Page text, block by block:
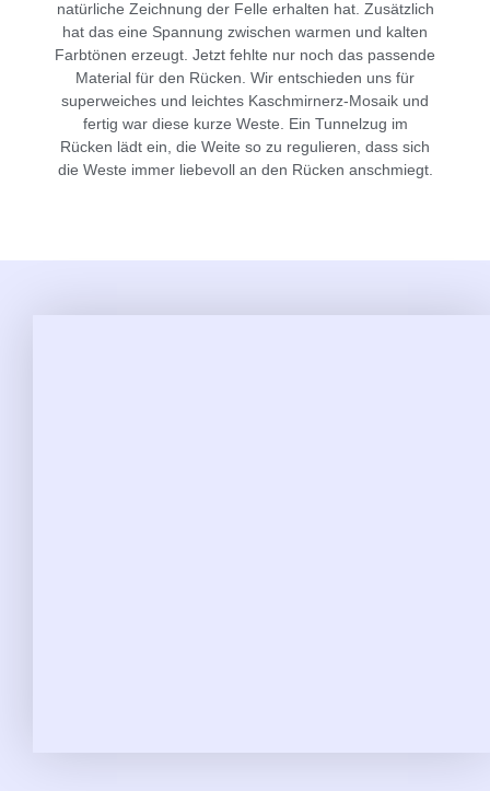
natürliche Zeichnung der Felle erhalten hat. Zusätzlich
hat das eine Spannung zwischen warmen und kalten
Farbtönen erzeugt. Jetzt fehlte nur noch das passende
Material für den Rücken. Wir entschieden uns für
superweiches und leichtes Kaschmirnerz-Mosaik und
fertig war diese kurze Weste. Ein Tunnelzug im
Rücken lädt ein, die Weite so zu regulieren, dass sich
die Weste immer liebevoll an den Rücken anschmiegt.